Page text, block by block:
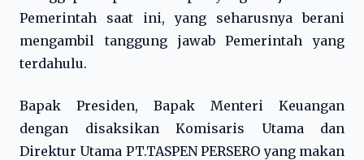
Pemerintah saat ini, yang seharusnya berani
mengambil tanggung jawab Pemerintah yang
terdahulu.
Bapak Presiden, Bapak Menteri Keuangan
dengan disaksikan Komisaris Utama dan
Direktur Utama PT.TASPEN PERSERO yang makan